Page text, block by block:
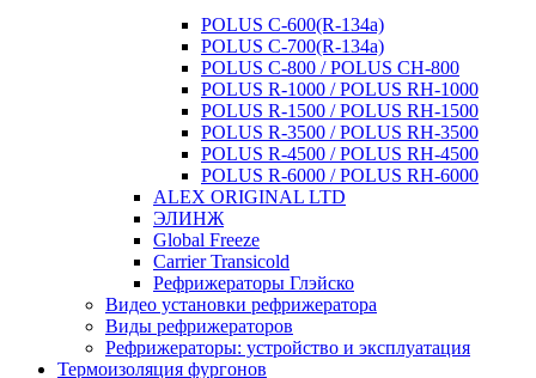
POLUS C-600(R-134a)
POLUS C-700(R-134a)
POLUS C-800 / POLUS CH-800
POLUS R-1000 / POLUS RH-1000
POLUS R-1500 / POLUS RH-1500
POLUS R-3500 / POLUS RH-3500
POLUS R-4500 / POLUS RH-4500
POLUS R-6000 / POLUS RH-6000
ALEX ORIGINAL LTD
ЭЛИНЖ
Global Freeze
Carrier Transicold
Рефрижераторы Глэйско
Видео установки рефрижератора
Виды рефрижераторов
Рефрижераторы: устройство и эксплуатация
Термоизоляция фургонов